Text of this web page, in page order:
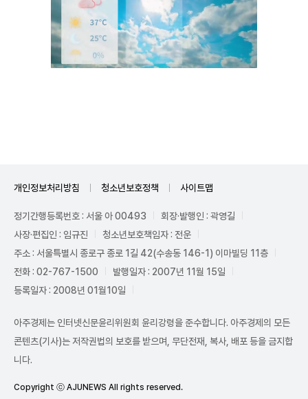
개인정보처리방침 청소년보호정책 사이트맵
정기간행등록번호 : 서울 아 00493
회장·발행인 : 곽영길
사장·편집인 : 임규진
청소년보호책임자 : 전운
주소 : 서울특별시 종로구 종로 1길 42(수송동 146-1) 이마빌딩 11층
전화 : 02-767-1500
발행일자 : 2007년 11월 15일
등록일자 : 2008년 01월10일
아주경제는 인터넷신문윤리위원회 윤리강령을 준수합니다. 아주경제의 모든
콘텐츠(기사)는 저작권법의 보호를 받으며, 무단전재, 복사, 배포 등을 금지합
니다.
Copyright ⓒ AJUNEWS All rights reserved.